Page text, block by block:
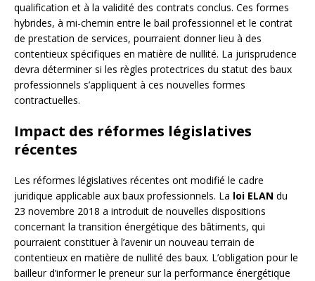
qualification et à la validité des contrats conclus. Ces formes
hybrides, à mi-chemin entre le bail professionnel et le contrat
de prestation de services, pourraient donner lieu à des
contentieux spécifiques en matière de nullité. La jurisprudence
devra déterminer si les règles protectrices du statut des baux
professionnels s’appliquent à ces nouvelles formes
contractuelles.
Impact des réformes législatives
récentes
Les réformes législatives récentes ont modifié le cadre
juridique applicable aux baux professionnels. La loi ELAN du
23 novembre 2018 a introduit de nouvelles dispositions
concernant la transition énergétique des bâtiments, qui
pourraient constituer à l’avenir un nouveau terrain de
contentieux en matière de nullité des baux. L’obligation pour le
bailleur d’informer le preneur sur la performance énergétique